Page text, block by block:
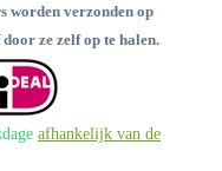
worden verzonden op
ze zelf op te halen.
afhankelijk van de